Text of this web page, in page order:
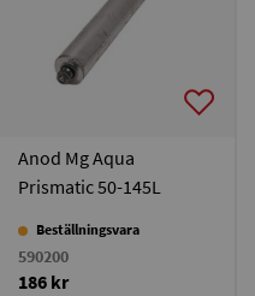
Anod Mg Aqua
Prismatic 50-145L
Beställningsvara
590200
186 kr